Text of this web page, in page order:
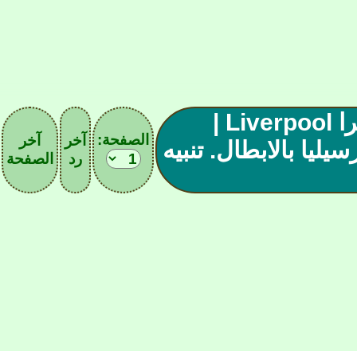
| صحيفة (20) ابطال إنجلترا Liverpool |
مرسيليا بالابطال. تنبيه
الصفحة:
آخر
رد
آخر
الصفحة